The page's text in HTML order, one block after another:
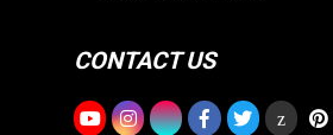
CONTACT US
z